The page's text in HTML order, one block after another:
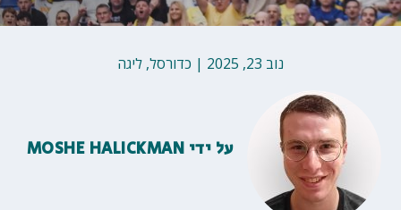
נוב 23, 2025 | כדורסל, ליגה
על ידי MOSHE HALICKMAN